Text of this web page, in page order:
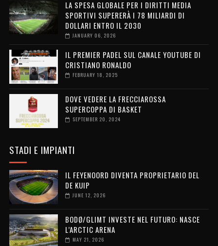
LA SPESA GLOBALE PER I DIRITTI MEDIA
SPORTIVI SUPERERÀ I 78 MILIARDI DI
DOLLARI ENTRO IL 2030
JANUARY 06, 2026
IL PREMIER PADEL SUL CANALE YOUTUBE DI
CRISTIANO RONALDO
FEBRUARY 18, 2025
DOVE VEDERE LA FRECCIAROSSA
SUPERCOPPA DI BASKET
SEPTEMBER 20, 2024
STADI E IMPIANTI
IL FEYENOORD DIVENTA PROPRIETARIO DEL
DE KUIP
JUNE 12, 2026
BODØ/GLIMT INVESTE NEL FUTURO: NASCE
L’ARCTIC ARENA
MAY 21, 2026